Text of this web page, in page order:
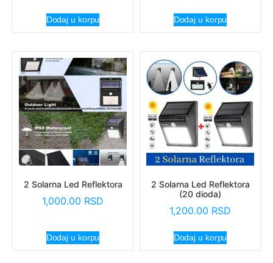
Dodaj u korpu Dodaj u korpu
2 Solarna Led Reflektora
1,000.00 RSD
Dodaj u korpu
2 Solarna Led Reflektora
(20 dioda)
1,200.00 RSD
Dodaj u korpu